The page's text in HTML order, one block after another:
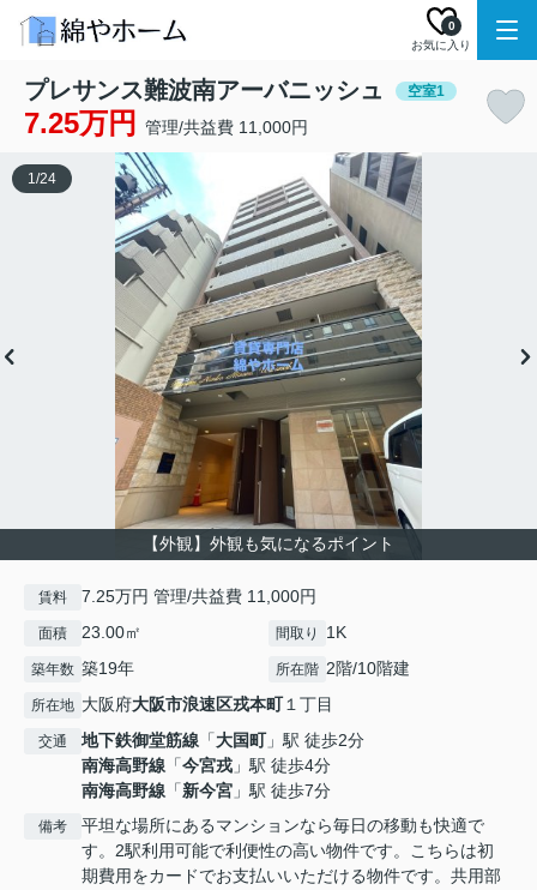
お気に入り
0
プレサンス難波南アーバニッシュ 空室1
7.25万円 管理/共益費 11,000円
【外観】外観も気になるポイント
1/24
賃料 7.25万円 管理/共益費 11,000円
面積 23.00㎡ 間取り 1K
築年数 築19年 所在階 2階/10階建
所在地 大阪府大阪市浪速区戎本町１丁目
交通 地下鉄御堂筋線 「大国町」駅 徒歩2分
南海高野線 「今宮戎 」駅 徒歩4分
南海高野線 「新今宮 」駅 徒歩7分
備考
平坦な場所にあるマンションなら毎日の移動も快適で
す。2駅利用可能で利便性の高い物件です。こちらは初
期費用をカードでお支払いいただける物件です。共用部